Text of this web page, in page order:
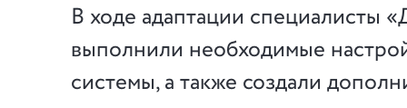
В ходе адаптации специалисты
выполнили необходимые
системы, а также создали